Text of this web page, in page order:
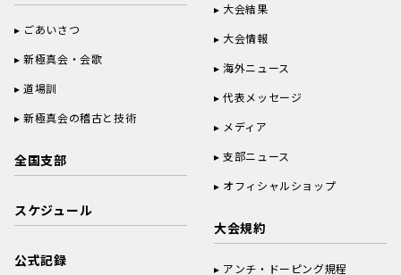
ごあいさつ
新極真会・会歌
道場訓
新極真会の稽古と技術
全国支部
スケジュール
公式記録
大会結果
大会情報
海外ニュース
代表メッセージ
メディア
支部ニュース
オフィシャルショップ
大会規約
アンチ・ドーピング規程